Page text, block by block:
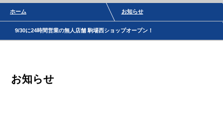
ホーム お知らせ
9/30に24時間営業の無人店舗 駒場西ショップオープン！
お知らせ